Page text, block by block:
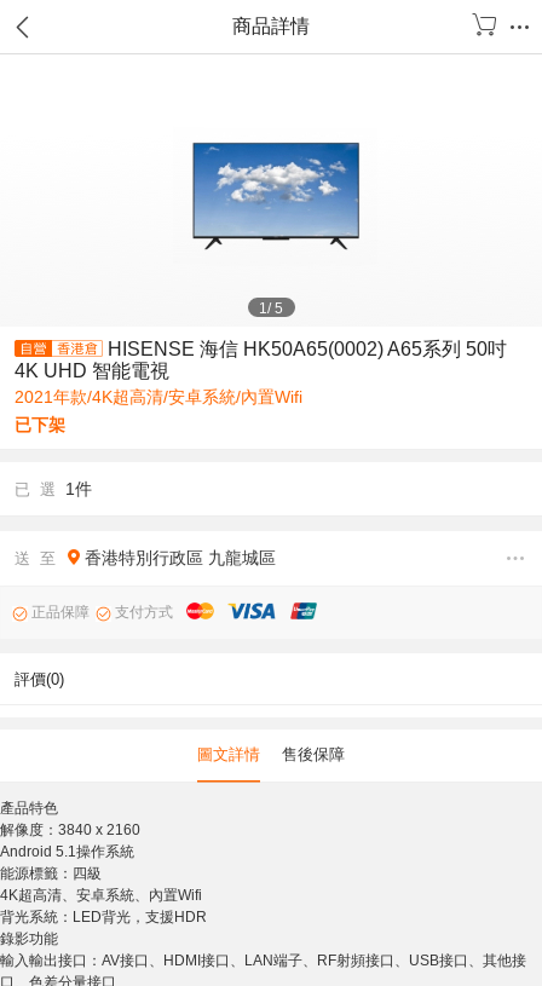
商品詳情
1/5
HISENSE 海信 HK50A65(0002) A65系列 50吋
4K UHD 智能電視
2021年款/4K超高清/安卓系統/內置Wifi
已下架
已 選 1件
送 至 香港特別行政區 九龍城區
正品保障 支付方式
評價(0)
圖文詳情 售後保障
產品特色
解像度：3840 x 2160
Android 5.1操作系統
能源標籤：四級
4K超高清、安卓系統、內置Wifi
背光系統：LED背光，支援HDR
錄影功能
輸入輸出接口：AV接口、HDMI接口、LAN端子、RF射頻接口、USB接口、其他接